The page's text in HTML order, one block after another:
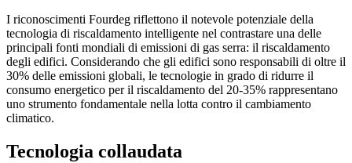
I riconoscimenti Fourdeg riflettono il notevole potenziale della
tecnologia di riscaldamento intelligente nel contrastare una delle
principali fonti mondiali di emissioni di gas serra: il riscaldamento
degli edifici. Considerando che gli edifici sono responsabili di oltre il
30% delle emissioni globali, le tecnologie in grado di ridurre il
consumo energetico per il riscaldamento del 20-35% rappresentano
uno strumento fondamentale nella lotta contro il cambiamento
climatico.
Tecnologia collaudata